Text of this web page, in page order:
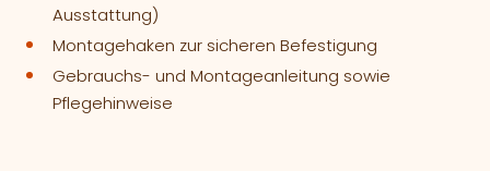
Ausstattung)
Montagehaken zur sicheren Befestigung
Gebrauchs- und Montageanleitung sowie
Pflegehinweise